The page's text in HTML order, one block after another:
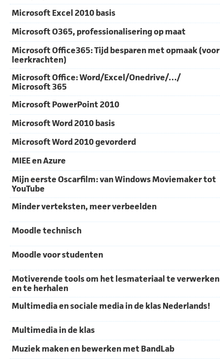
Microsoft Excel 2010 basis
Microsoft O365, professionalisering op maat
Microsoft Office365: Tijd besparen met opmaak (voor
leerkrachten)
Microsoft Office: Word/Excel/Onedrive/…/
Microsoft 365
Microsoft PowerPoint 2010
Microsoft Word 2010 basis
Microsoft Word 2010 gevorderd
MIEE en Azure
Mijn eerste Oscarfilm: van Windows Moviemaker tot
YouTube
Minder verteksten, meer verbeelden
Moodle technisch
Moodle voor studenten
Motiverende tools om het lesmateriaal te verwerken
en te herhalen
Multimedia en sociale media in de klas Nederlands!
Multimedia in de klas
Muziek maken en bewerken met BandLab